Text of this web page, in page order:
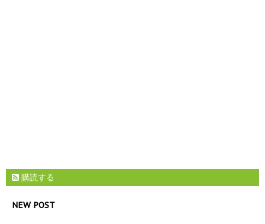
購読する
NEW POST